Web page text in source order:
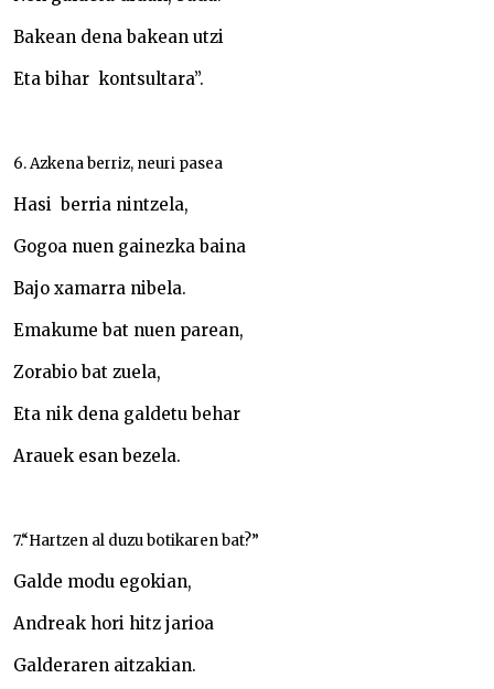
Bakean dena bakean utzi
Eta bihar kontsultara”.
6. Azkena berriz, neuri pasea
Hasi berria nintzela,
Gogoa nuen gainezka baina
Bajo xamarra nibela.
Emakume bat nuen parean,
Zorabio bat zuela,
Eta nik dena galdetu behar
Arauek esan bezela.
7.“Hartzen al duzu botikaren bat?”
Galde modu egokian,
Andreak hori hitz jarioa
Galderaren aitzakian.